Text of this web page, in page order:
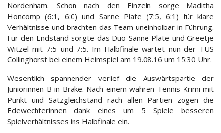
Nordenham. Schon nach den Einzeln sorge Maditha
Honcomp (6:1, 6:0) und Sanne Plate (7:5, 6:1) für klare
Verhältnisse und brachten das Team uneinholbar in Führung.
Für den Endstand sorgte das Duo Sanne Plate und Greetje
Witzel mit 7:5 und 7:5. Im Halbfinale wartet nun der TUS
Collinghorst bei einem Heimspiel am 19.08.16 um 15:30 Uhr.
Wesentlich spannender verlief die Auswärtspartie der
Juniorinnen B in Brake. Nach einem wahren Tennis-Krimi mit
Punkt und Satzgleichstand nach allen Partien zogen die
Edewechterinnen dank eines um 5 Spiele besseren
Spielverhältnisses ins Halbfinale ein.